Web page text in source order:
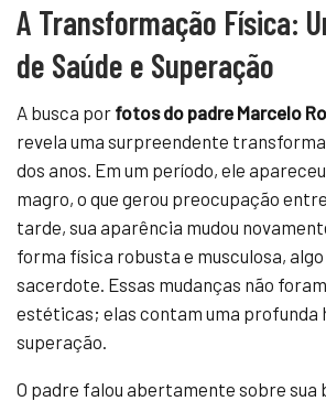
A Transformação Física:
de Saúde e Superação
A busca por fotos do padre Marcelo
revela uma surpreendente
dos anos. Em um período, ele
magro, o que gerou preocupação
tarde, sua aparência mudou
forma física robusta e musculosa,
sacerdote. Essas mudanças não
estéticas; elas contam uma profunda
superação.
O padre falou abertamente sobre sua